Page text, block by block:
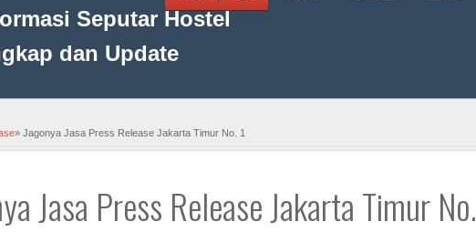
Seputar Hostel
dan Update
» Jagonya Jasa Press Release Jakarta Timur No. 1
Jasa Press Release Jakarta Timur No.